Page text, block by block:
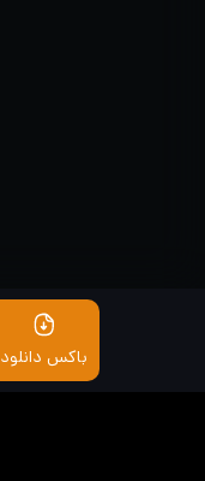
باکس دانلود